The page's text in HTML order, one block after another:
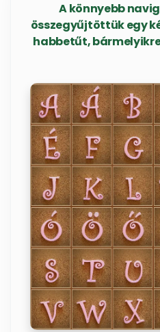
A könnyebb
összegyűjtöttük egy
habbetűt,